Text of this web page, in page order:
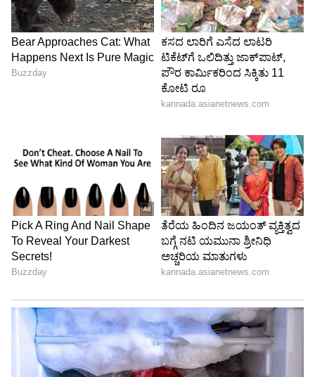
ವಿಶ್ವಕಪ್ ಟೂರ್ನಿಗೆ ಭಾರತದ ಲೀಗ್ ಹಂತದ ವೇಳಾಪಟ್ಟಿ
ಹೀಗಿದೆ ನೋಡಿ: